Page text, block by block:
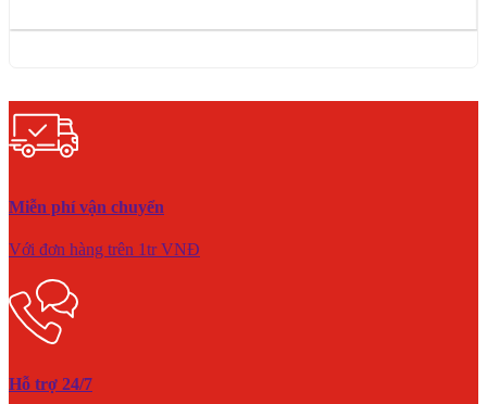
Miễn phí vận chuyển
Với đơn hàng trên 1tr VNĐ
Hỗ trợ 24/7